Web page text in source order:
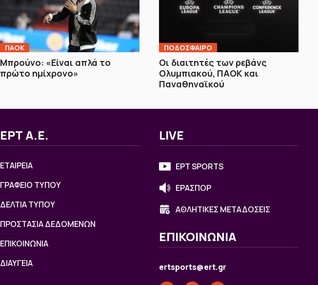
ΠΑΟΚ
Μπρούνο: «Είναι απλά το
πρώτο ημίχρονο»
ΠΟΔΟΣΦΑΙΡΟ
Οι διαιτητές των ρεβάνς
Ολυμπιακού, ΠΑΟΚ και
Παναθηναϊκού
ΕΡΤ Α.Ε.
ΕΤΑΙΡΕΙΑ
ΓΡΑΦΕΙΟ ΤΥΠΟΥ
ΔΕΛΤΙΑ ΤΥΠΟΥ
ΠΡΟΣΤΑΣΙΑ ΔΕΔΟΜΕΝΩΝ
ΕΠΙΚΟΙΝΩΝΙΑ
ΔΙΑΥΓΕΙΑ
LIVE
ΕΡΤ SPORTS
ΕΡΑΣΠΟΡ
ΑΘΛΗΤΙΚΕΣ ΜΕΤΑΔΟΣΕΙΣ
ΕΠΙΚΟΙΝΩΝΙΑ
ertsports@ert.gr